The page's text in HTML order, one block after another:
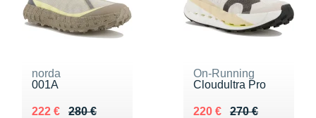
norda
001A
280 €
Au lieu de 280 €
222 €
Vendu 222 €
On-Running
Cloudultra Pro
270 €
Au lieu de 270 €
220 €
Vendu 220 €